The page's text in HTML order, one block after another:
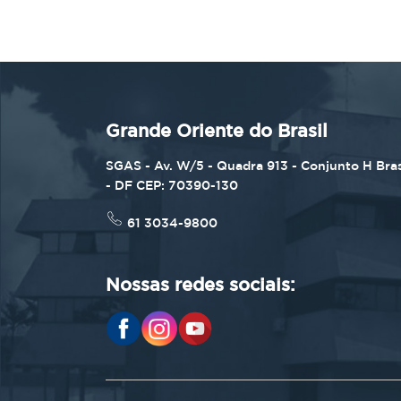
Grande Oriente do Brasil
SGAS - Av. W/5 - Quadra 913 - Conjunto H
- DF CEP: 70390-130
61 3034-9800
Nossas redes sociais: